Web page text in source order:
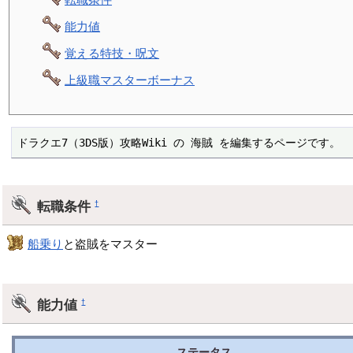
能力値
覚える特技・呪文
上級職マスターボーナス
ドラクエ7（3DS版）攻略Wiki の 海賊 を編集するページです。
転職条件†
船乗り と盗賊をマスター
能力値†